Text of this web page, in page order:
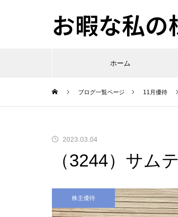
お暇な私
ホーム
ブログ一覧ページ 11月優待
2023.03.04
（3244）サム
株主優待